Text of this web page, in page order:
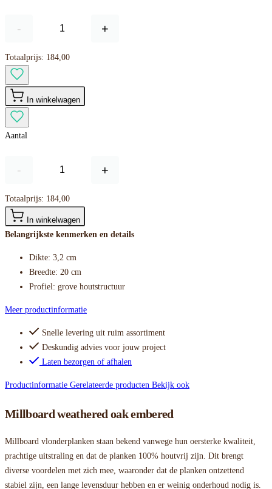
- +
Totaalprijs: 184,00
In winkelwagen
Aantal
- +
Totaalprijs: 184,00
In winkelwagen
Belangrijkste kenmerken en details
Dikte: 3,2 cm
Breedte: 20 cm
Profiel: grove houtstructuur
Meer productinformatie
Snelle levering uit ruim assortiment
Deskundig advies voor jouw project
Laten bezorgen of afhalen
Productinformatie Gerelateerde producten Bekijk ook
Millboard weathered oak embered
Millboard vlonderplanken staan bekend vanwege hun oersterke kwaliteit,
prachtige uitstraling en dat de planken 100% houtvrij zijn. Dit brengt
diverse voordelen met zich mee, waaronder dat de planken ontzettend
stabiel zijn, een lange levensduur hebben en er weinig onderhoud nodig is.